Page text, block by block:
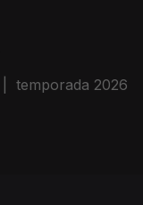
temporada 2026